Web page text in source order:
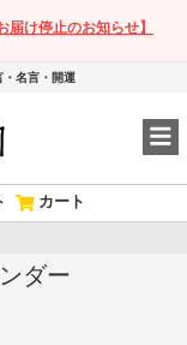
届け停止のお知らせ】
名言・開運
カート
ダー